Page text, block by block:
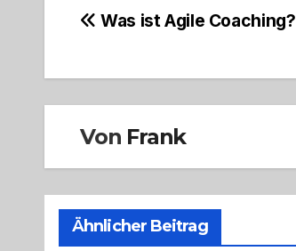
Was ist Agile Coaching?
Von Frank
Ähnlicher Beitrag